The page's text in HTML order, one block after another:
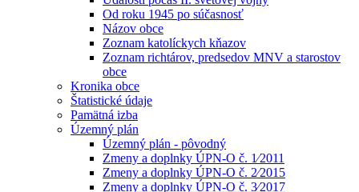
Od roku 1945 po súčasnosť
Názov obce
Zoznam katolíckych kňazov
Zoznam richtárov, predsedov MNV a starostov
obce
Kronika obce
Štatistické údaje
Pamätná izba
Územný plán
Územný plán - pôvodný
Zmeny a doplnky ÚPN-O č. 1⁄2011
Zmeny a doplnky ÚPN-O č. 2⁄2015
Zmeny a doplnky ÚPN-O č. 3⁄2017